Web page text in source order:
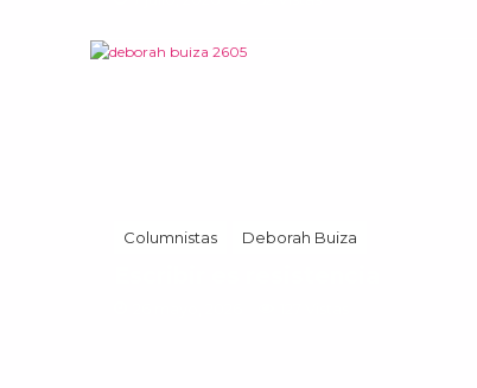
Columnistas Deborah Buiza